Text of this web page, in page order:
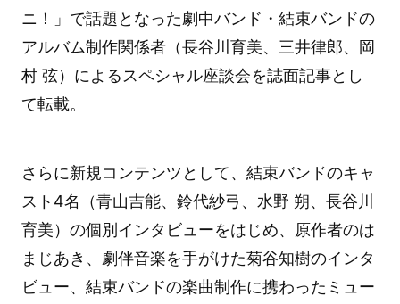
ニ！」で話題となった劇中バンド・結束バンドの
アルバム制作関係者（長谷川育美、三井律郎、岡
村 弦）によるスペシャル座談会を誌面記事とし
て転載。
さらに新規コンテンツとして、結束バンドのキャ
スト4名（青山吉能、鈴代紗弓、水野 朔、長谷川
育美）の個別インタビューをはじめ、原作者のは
まじあき、劇伴音楽を手がけた菊谷知樹のインタ
ビュー、結束バンドの楽曲制作に携わったミュー